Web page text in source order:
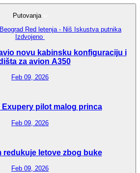
Putovanja
Red letenja - Niš Iskustva putnika
Izdvojeno
novu kabinsku konfiguraciju i
za avion A350
Feb 09, 2026
Exupery pilot malog princa
Feb 09, 2026
redukuje letove zbog buke
Feb 09, 2026